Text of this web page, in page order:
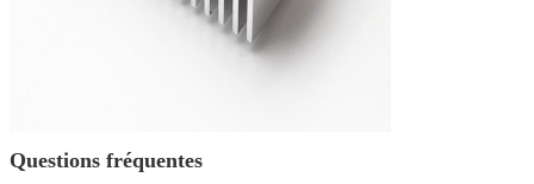
Questions fréquentes